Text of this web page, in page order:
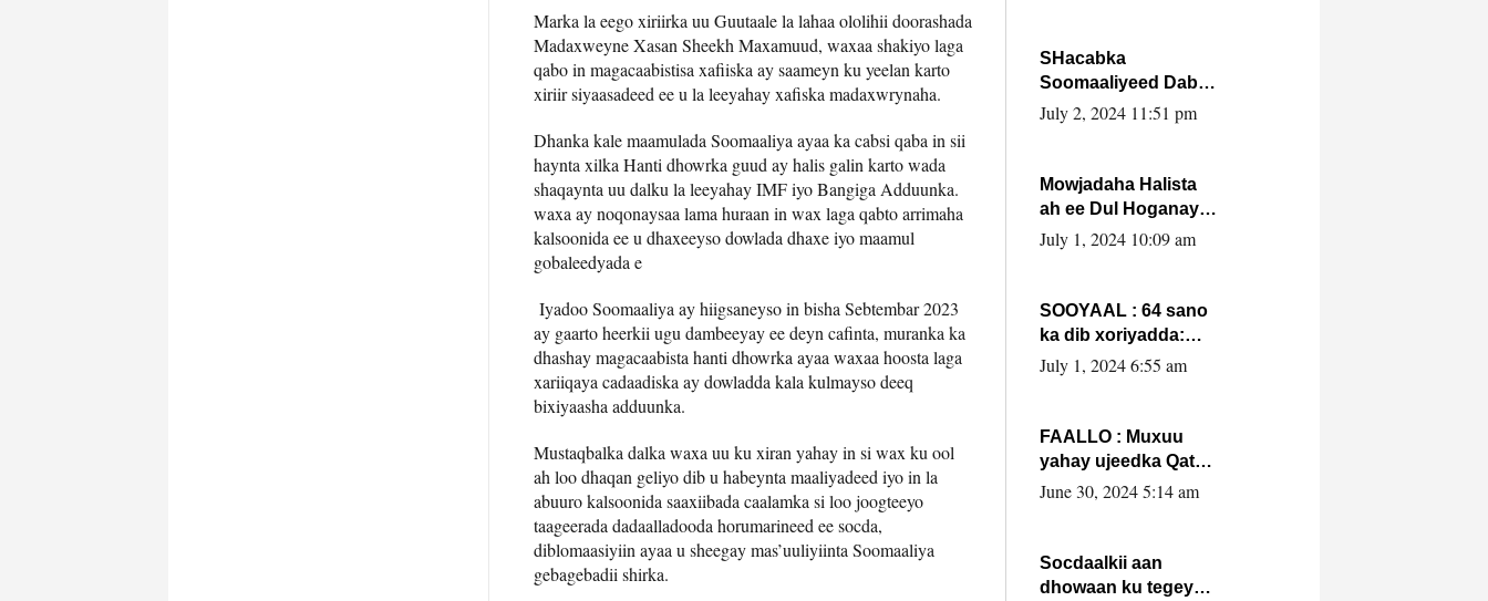
Marka la eego xiriirka uu Guutaale la lahaa ololihii doorashada
Madaxweyne Xasan Sheekh Maxamuud, waxaa shakiyo laga
qabo in magacaabistisa xafiiska ay saameyn ku yeelan karto
xiriir siyaasadeed ee u la leeyahay xafiska madaxwrynaha.
Dhanka kale maamulada Soomaaliya ayaa ka cabsi qaba in sii
haynta xilka Hanti dhowrka guud ay halis galin karto wada
shaqaynta uu dalku la leeyahay IMF iyo Bangiga Adduunka.
waxa ay noqonaysaa lama huraan in wax laga qabto arrimaha
kalsoonida ee u dhaxeeyso dowlada dhaxe iyo maamul
gobaleedyada e
Iyadoo Soomaaliya ay hiigsaneyso in bisha Sebtembar 2023
ay gaarto heerkii ugu dambeeyay ee deyn cafinta, muranka ka
dhashay magacaabista hanti dhowrka ayaa waxaa hoosta laga
xariiqaya cadaadiska ay dowladda kala kulmayso deeq
bixiyaasha adduunka.
Mustaqbalka dalka waxa uu ku xiran yahay in si wax ku ool
ah loo dhaqan geliyo dib u habeynta maaliyadeed iyo in la
abuuro kalsoonida saaxiibada caalamka si loo joogteeyo
taageerada dadaalladooda horumarineed ee socda,
diblomaasiyiin ayaa u sheegay mas’uuliyiinta Soomaaliya
gebagebadii shirka.
SHacabka
Soomaaliyeed Dabka
Ha qaado hana
Max’ed Sooyaan
July 2, 2024 11:51 pm
Mowjadaha Halista
ah ee Dul Hoganaya
DFS ee Madaxweyne
July 1, 2024 10:09 am
SOOYAAL : 64 sano
ka dib xoriyadda:
Sidee ayay ku timid
July 1, 2024 6:55 am
FAALLO : Muxuu
yahay ujeedka Qatar
ka leedahay
June 30, 2024 5:14 am
Socdaalkii aan
dhowaan ku tegey